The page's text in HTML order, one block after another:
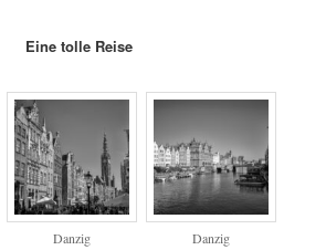
Eine tolle Reise
Danzig Danzig